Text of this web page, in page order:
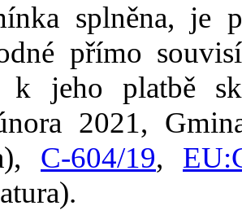
splněna, je
přímo
jeho platbě
2021,
C‑604/19,